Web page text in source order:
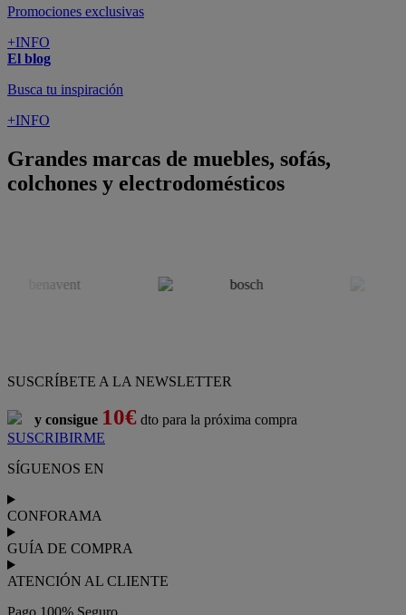
Promociones exclusivas
+INFO
El blog
Busca tu inspiración
+INFO
Grandes marcas de muebles, sofás,
colchones y electrodomésticos
SUSCRÍBETE A LA NEWSLETTER
y consigue 10€ dto para la próxima compra
SUSCRIBIRME
SÍGUENOS EN
CONFORAMA
GUÍA DE COMPRA
ATENCIÓN AL CLIENTE
Pago 100% Seguro